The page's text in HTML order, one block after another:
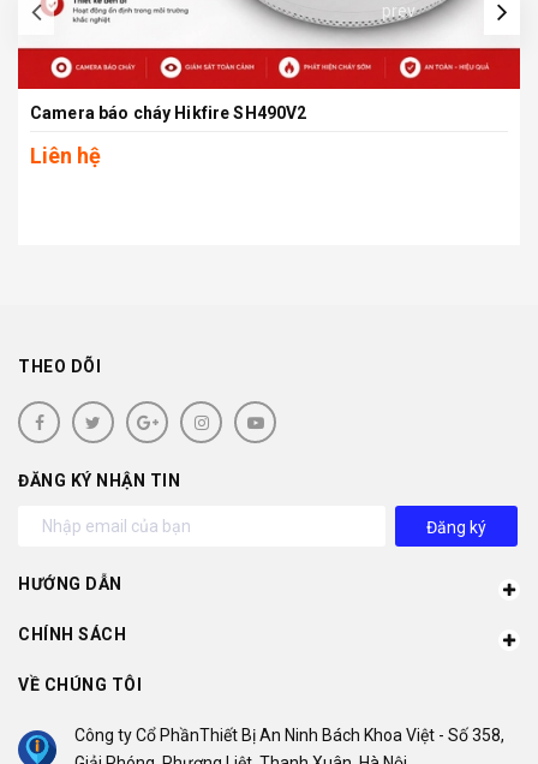
Camera báo cháy Hikfire SH490V2
Liên hệ
prev
THEO DÕI
ĐĂNG KÝ NHẬN TIN
Đăng ký
HƯỚNG DẪN
CHÍNH SÁCH
VỀ CHÚNG TÔI
Công ty Cổ PhầnThiết Bị An Ninh Bách Khoa Việt - Số 358,